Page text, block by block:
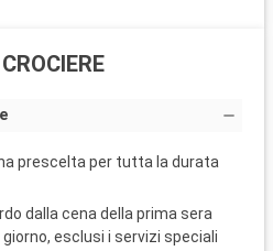
prescelta per tutta la durata
dalla cena della prima sera
esclusi i servizi speciali